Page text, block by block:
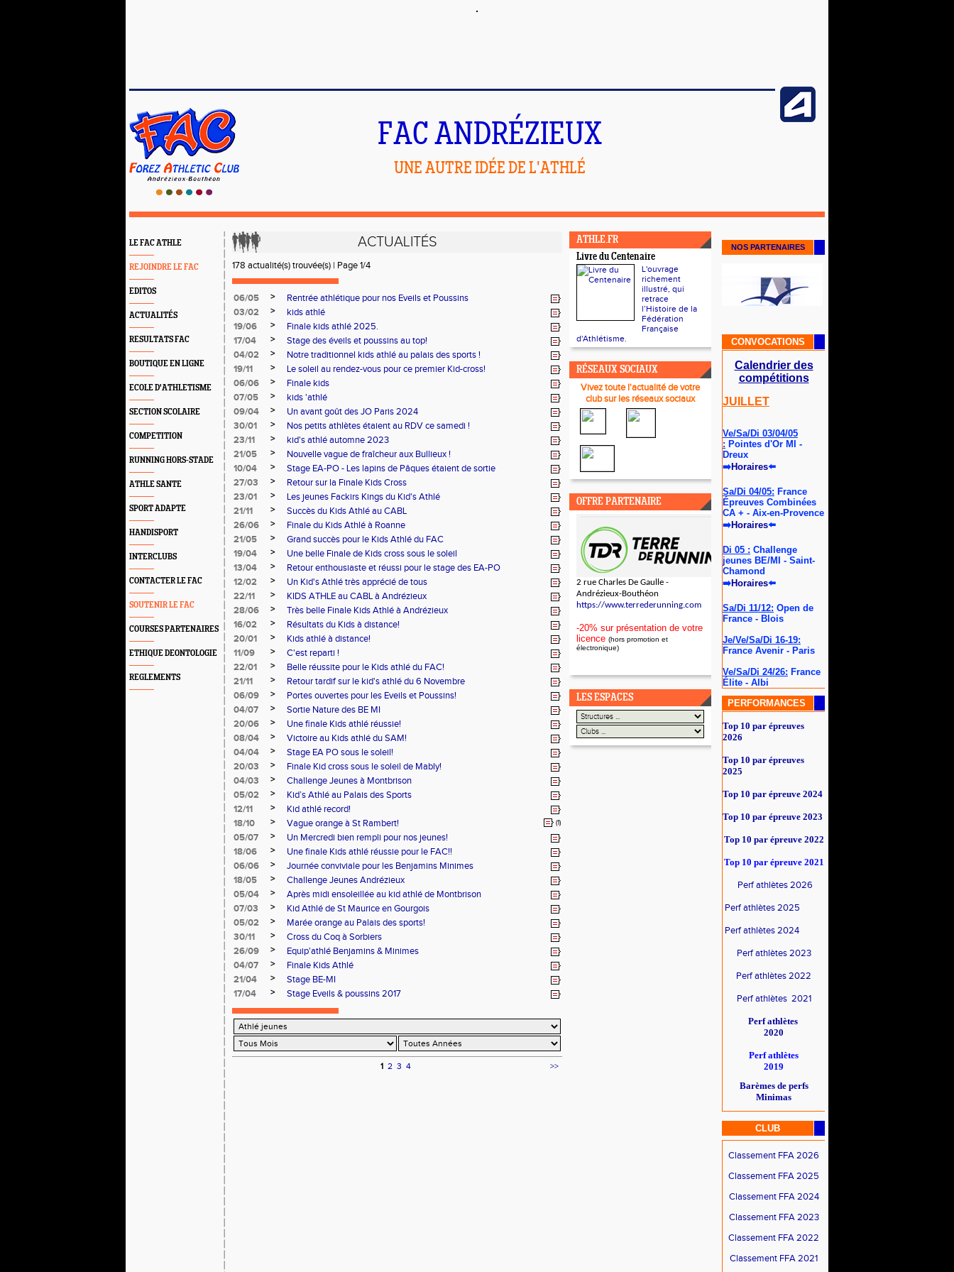
FAC ANDRÉZIEUX
UNE AUTRE IDÉE DE L'ATHLÉ
LE FAC ATHLE
REJOINDRE LE FAC
EDITOS
ACTUALITÉS
RESULTATS FAC
BOUTIQUE EN LIGNE
ECOLE D'ATHLETISME
SECTION SCOLAIRE
COMPETITION
RUNNING HORS-STADE
ATHLE SANTE
SPORT ADAPTE
HANDISPORT
INTERCLUBS
CONTACTER LE FAC
SOUTENIR LE FAC
COURSES PARTENAIRES
ETHIQUE DEONTOLOGIE
REGLEMENTS
ACTUALITÉS
178 actualité(s) trouvée(s) | Page 1/4
06/05 >
Rentrée athlétique pour nos Eveils et Poussins
03/02
>
kids athlé
19/06
>
Finale kids athlé 2025.
17/04
>
Stage des éveils et poussins au top!
04/02
>
Notre traditionnel kids athlé au palais des sports !
19/11
>
Le soleil au rendez-vous pour ce premier Kid-cross!
06/06
>
Finale kids
07/05
>
kids 'athlé
09/04
>
Un avant goût des JO Paris 2024
30/01
>
Nos petits athlètes étaient au RDV ce samedi !
23/11
>
kid's athlé automne 2023
21/05
>
Nouvelle vague de fraîcheur aux Bullieux !
10/04
>
Stage EA-PO - Les lapins de Pâques étaient de sortie
27/03
>
Retour sur la Finale Kids Cross
23/01
>
Les jeunes Fackirs Kings du Kid's Athlé
21/11
>
Succès du Kids Athlé au CABL
26/06
>
Finale du Kids Athlé à Roanne
21/05
>
Grand succès pour le Kids Athlé du FAC
19/04
>
Une belle Finale de Kids cross sous le soleil
13/04
>
Retour enthousiaste et réussi pour le stage des EA-PO
12/02
>
Un Kid's Athlé très apprécié de tous
22/11
>
KIDS ATHLE au CABL à Andrézieux
28/06
>
Très belle Finale Kids Athlé à Andrézieux
16/02
>
Résultats du Kids à distance!
20/01
>
Kids athlé à distance!
11/09
>
C'est reparti !
22/01
>
Belle réussite pour le Kids athlé du FAC!
21/11
>
Retour tardif sur le kid's athlé du 6 Novembre
06/09
>
Portes ouvertes pour les Eveils et Poussins!
04/07
>
Sortie Nature des BE MI
20/06
>
Une finale Kids athlé réussie!
08/04
>
Victoire au Kids athlé du SAM!
04/04
>
Stage EA PO sous le soleil!
20/03
>
Finale Kid cross sous le soleil de Mably!
04/03
>
Challenge Jeunes à Montbrison
05/02
>
Kid’s Athlé au Palais des Sports
12/11
>
Kid athlé record!
18/10
> Vague orange à St Rambert! (1)
05/07 >
Un Mercredi bien rempli pour nos jeunes!
18/06
>
Une finale Kids athlé réussie pour le FAC!!
06/06
>
Journée conviviale pour les Benjamins Minimes
18/05
>
Challenge Jeunes Andrézieux
05/04
>
Après midi ensoleillée au kid athlé de Montbrison
07/03
>
Kid Athlé de St Maurice en Gourgois
05/02
>
Marée orange au Palais des sports!
30/11
>
Cross du Coq à Sorbiers
26/09
>
Equip'athlé Benjamins & Minimes
04/07
>
Finale Kids Athlé
21/04
>
Stage BE-MI
17/04
> Stage Eveils & poussins 2017
1 2 3 4 >>
ATHLE.FR
Livre du Centenaire
L'ouvrage
richement
illustré, qui
retrace
l’Histoire de la
Fédération
Française
d'Athlétisme.
RÉSEAUX SOCIAUX
Vivez toute l'actualité de votre
club sur les réseaux sociaux
OFFRE PARTENAIRE
2 rue Charles De Gaulle -
Andrézieux-Bouthéon
https://www.terrederunning.com
-20% sur présentation de votre
licence (hors promotion et
électronique)
LES ESPACES
NOS PARTENAIRES
CONVOCATIONS
Calendrier des
compétitions
JUILLET
Ve/Sa/Di 03/04/05
: Pointes d'Or MI -
Dreux
➡Horaires⬅️
Sa/Di 04/05: France
Épreuves Combinées
CA + - Aix-en-Provence
➡Horaires⬅️
Di 05 : Challenge
jeunes BE/MI - Saint-
Chamond
➡Horaires⬅️
Sa/Di 11/12: Open de
France - Blois
Je/Ve/Sa/Di 16-19:
France Avenir - Paris
Ve/Sa/Di 24/26: France
Élite - Albi
PERFORMANCES
Top 10 par épreuves
2026
Top 10 par épreuves
2025
Top 10 par épreuve 2024
Top 10 par épreuve 2023
Top 10 par épreuve 2022
Top 10 par épreuve2021
Perf athlètes 2026
Perf athlètes 2025
Perf athlètes 2024
Perf athlètes 2023
Perf athlètes 2022
Perf athlètes 2021
Perf athlètes
2020
Perf athlètes
2019
Barèmes de perfs
Minimas
CLUB
Classement FFA 2026
Classement FFA 2025
Classement FFA 2024
Classement FFA 2023
Classement FFA 2022
Classement FFA 2021